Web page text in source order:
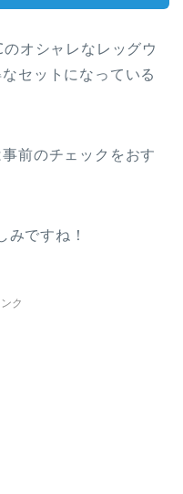
オシャレなレッグウ
セットになっている
前のチェックをおす
ですね！
ク